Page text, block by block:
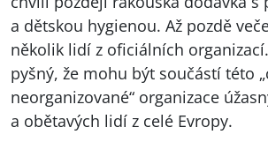
a dětskou hygienou. Až pozdě
několik lidí z oficiálních
pyšný, že mohu být součástí této
neorganizované“ organizace
a obětavých lidí z celé Evropy.